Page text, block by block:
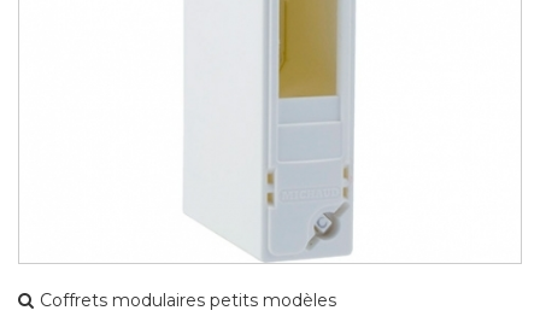
Coffrets modulaires petits modèles